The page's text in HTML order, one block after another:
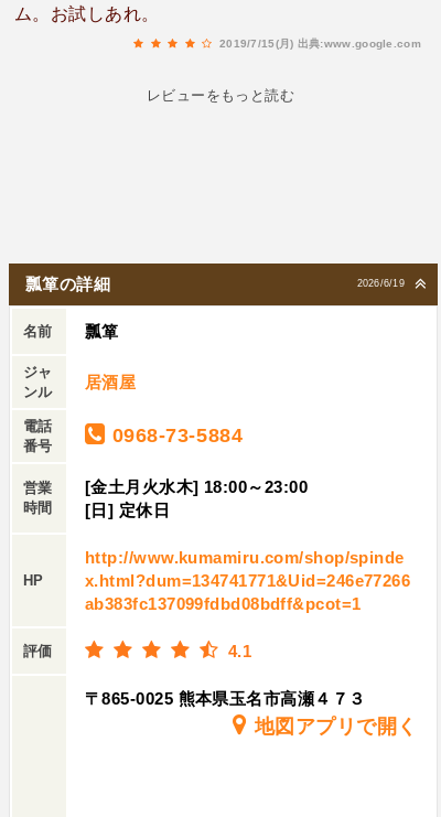
ム。お試しあれ。
2019/7/15(月) 出典:www.google.com
レビューをもっと読む
2026/6/19
瓢箪の詳細
名前 瓢箪
ジャ
ンル
居酒屋
電話
番号
0968-73-5884
営業
時間
[金土月火水木] 18:00～23:00
[日] 定休日
HP
http://www.kumamiru.com/shop/spinde
x.html?dum=134741771&Uid=246e77266
ab383fc137099fdbd08bdff&pcot=1
評価 4.1
〒865-0025 熊本県玉名市高瀬４７３
地図アプリで開く